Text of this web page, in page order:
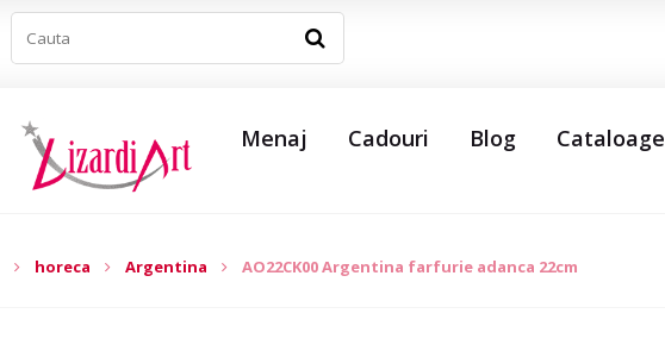
Menaj Cadouri Blog Cataloage
horeca Argentina AO22CK00 Argentina farfurie adanca 22cm